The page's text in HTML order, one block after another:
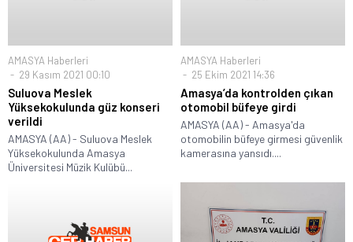
AMASYA Haberleri
29 Kasım 2021 00:10
Suluova Meslek
Yüksekokulunda güz konseri
verildi
AMASYA (AA) - Suluova Meslek
Yüksekokulunda Amasya
Üniversitesi Müzik Kulübü...
AMASYA Haberleri
25 Ekim 2021 14:36
Amasya’da kontrolden çıkan
otomobil büfeye girdi
AMASYA (AA) - Amasya'da
otomobilin büfeye girmesi güvenlik
kamerasına yansıdı....